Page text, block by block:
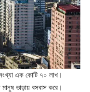
এক কোটি ৭০ লাখ।
মানুষ ভাড়ায় বসবাস করে।